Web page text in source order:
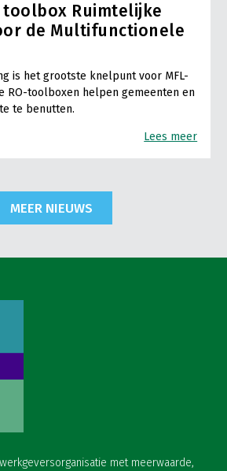
toolbox Ruimtelijke
de Multifunctionele
is het grootste knelpunt voor MFL-
RO-toolboxen helpen gemeenten en
te benutten.
Lees meer
MEER NIEUWS
met meerwaarde,